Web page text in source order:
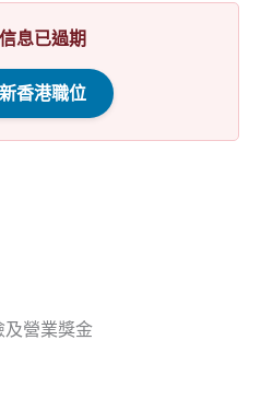
息已過期
香港職位
及營業獎金